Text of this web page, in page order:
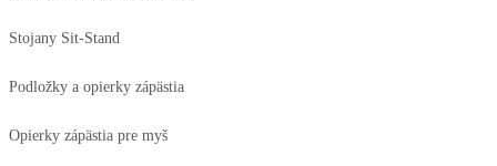
Stojany Sit-Stand
Podložky a opierky zápästia
Opierky zápästia pre myš